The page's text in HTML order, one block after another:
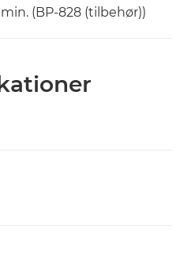
(BP-828 (tilbehør))